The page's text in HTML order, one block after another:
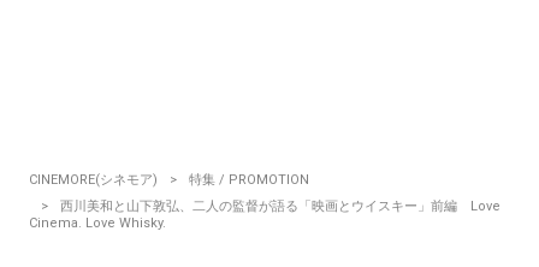
CINEMORE(シネモア)
特集 / PROMOTION
西川美和と山下敦弘、二人の監督が語る「映画とウイスキー」前編 Love
Cinema. Love Whisky.